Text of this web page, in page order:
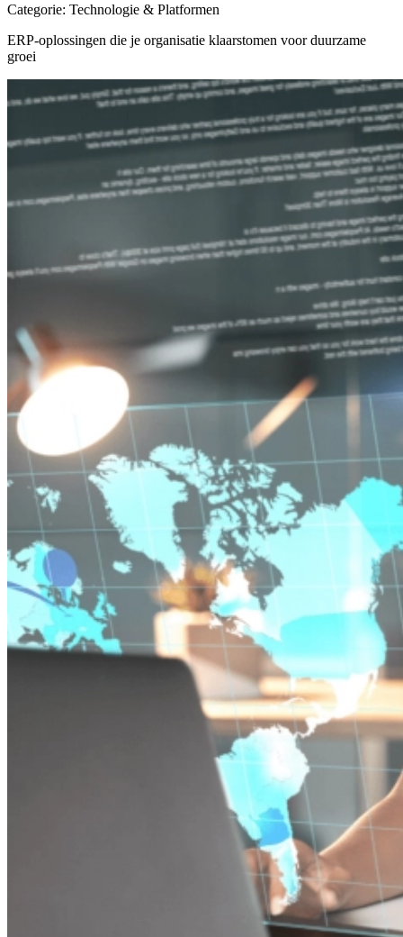
Categorie: Technologie & Platformen
ERP-oplossingen die je organisatie klaarstomen voor duurzame
groei